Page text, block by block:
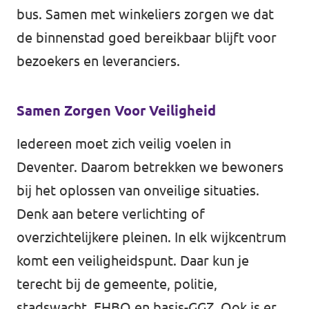
bus. Samen met winkeliers zorgen we dat
de binnenstad goed bereikbaar blijft voor
bezoekers en leveranciers.
Samen Zorgen Voor Veiligheid
Iedereen moet zich veilig voelen in
Deventer. Daarom betrekken we bewoners
bij het oplossen van onveilige situaties.
Denk aan betere verlichting of
overzichtelijkere pleinen. In elk wijkcentrum
komt een veiligheidspunt. Daar kun je
terecht bij de gemeente, politie,